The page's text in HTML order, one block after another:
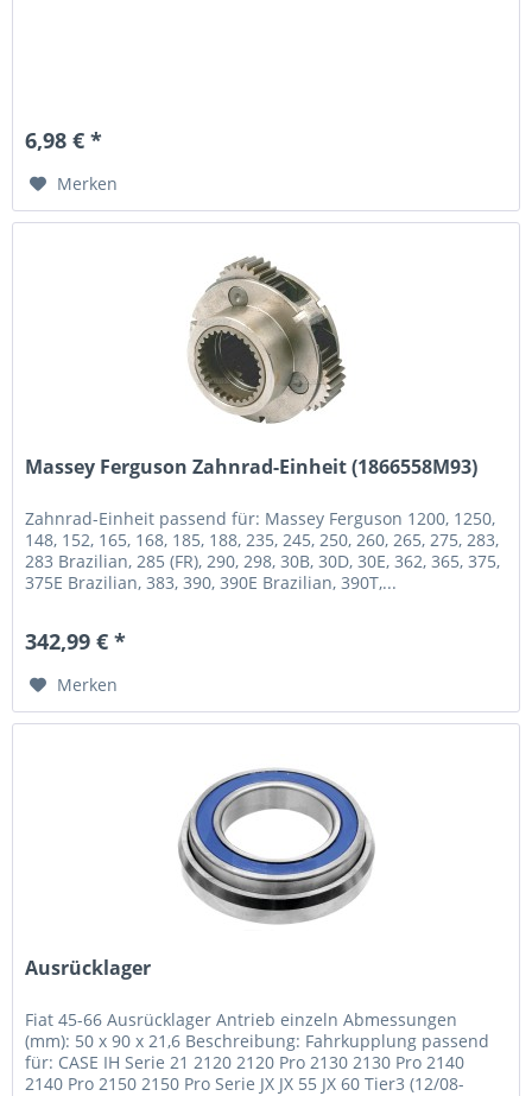
6,98 € *
Merken
Massey Ferguson Zahnrad-Einheit (1866558M93)
Zahnrad-Einheit passend für: Massey Ferguson 1200, 1250,
148, 152, 165, 168, 185, 188, 235, 245, 250, 260, 265, 275, 283,
283 Brazilian, 285 (FR), 290, 298, 30B, 30D, 30E, 362, 365, 375,
375E Brazilian, 383, 390, 390E Brazilian, 390T,...
342,99 € *
Merken
Ausrücklager
Fiat 45-66 Ausrücklager Antrieb einzeln Abmessungen
(mm): 50 x 90 x 21,6 Beschreibung: Fahrkupplung passend
für: CASE IH Serie 21 2120 2120 Pro 2130 2130 Pro 2140
2140 Pro 2150 2150 Pro Serie JX JX 55 JX 60 Tier3 (12/08-